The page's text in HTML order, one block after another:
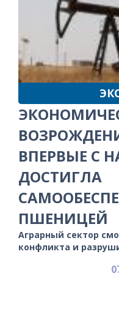
ВПЕРВЫЕ С
ДОСТИГЛА
ПШЕНИЦЕЙ
Аграрный сектор
конфликта и